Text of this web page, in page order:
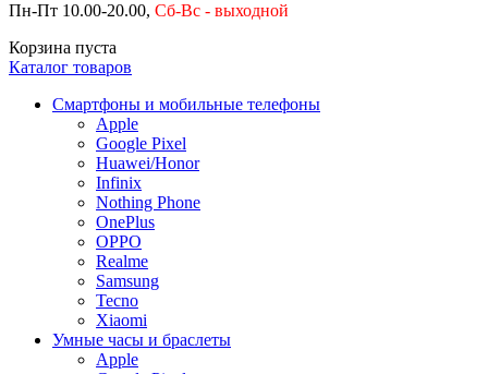
Пн-Пт 10.00-20.00, Сб-Вс - выходной
Корзина пуста
Каталог товаров
Смартфоны и мобильные телефоны
Apple
Google Pixel
Huawei/Honor
Infinix
Nothing Phone
OnePlus
OPPO
Realme
Samsung
Tecno
Xiaomi
Умные часы и браслеты
Apple